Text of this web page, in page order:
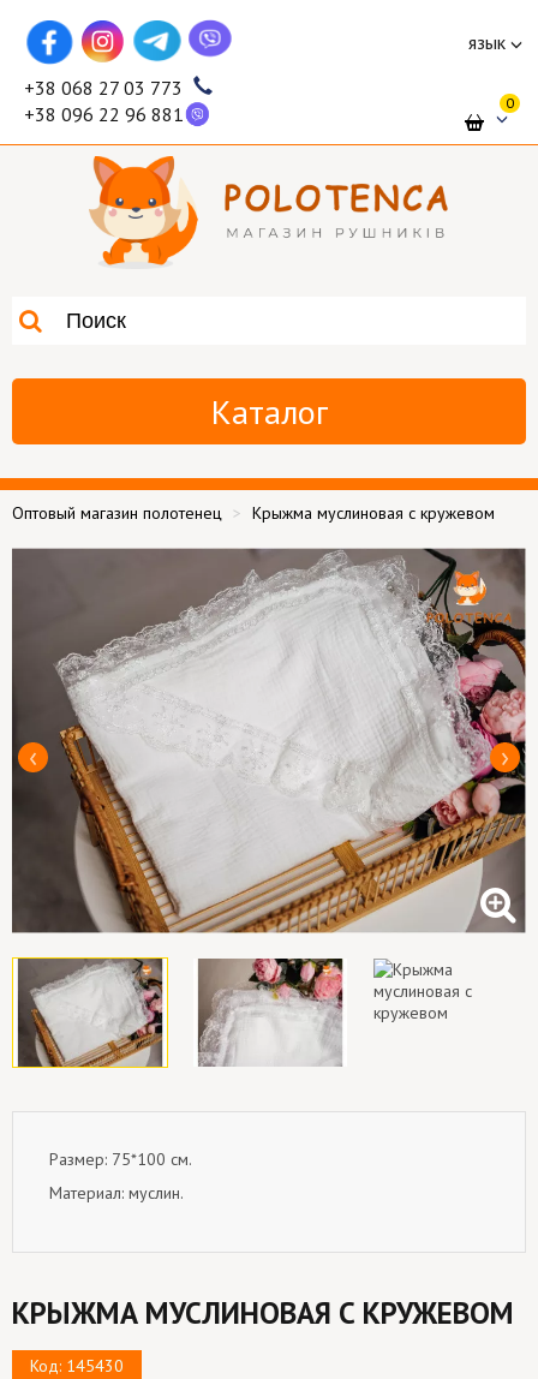
язык
+38 068 27 03 773
+38 096 22 96 881
0
Каталог
Оптовый магазин полотенец Крыжма муслиновая с кружевом
Размер: 75*100 см.
Материал: муслин.
КРЫЖМА МУСЛИНОВАЯ С КРУЖЕВОМ
Код: 145430